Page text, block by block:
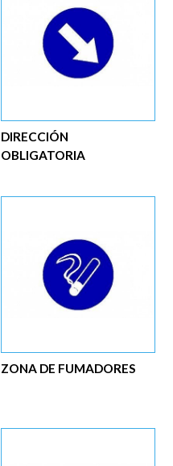
DIRECCIÓN
OBLIGATORIA
ZONA DE FUMADORES